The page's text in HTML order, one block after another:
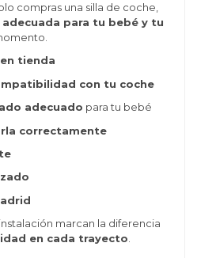
compras una silla de coche,
adecuada para tu bebé y tu
tienda
con tu coche
adecuado para tu bebé
correctamente
marcan la diferencia
en cada trayecto